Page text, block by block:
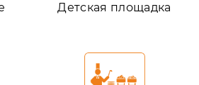
Детская площадка